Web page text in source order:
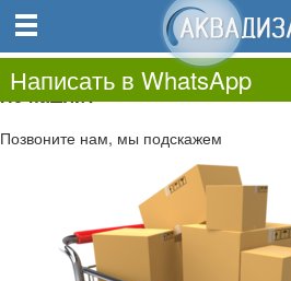
0.00
0
Не нашли?
Позвоните нам, мы подскажем
Написать в WhatsApp